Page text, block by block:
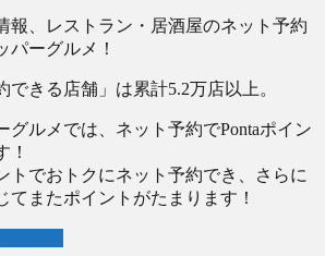
報、レストラン・居酒屋のネット予約
パーグルメ！
できる店舗」は累計5.2万店以上。
グルメでは、ネット予約でPontaポイン
！
トでおトクにネット予約でき、さらに
てまたポイントがたまります！